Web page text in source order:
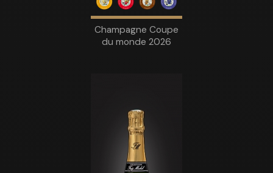
Champagne Coupe
du monde 2026